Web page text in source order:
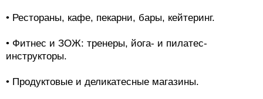
• Рестораны, кафе, пекарни, бары, кейтеринг.
• Фитнес и ЗОЖ: тренеры, йога- и пилатес-
инструкторы.
• Продуктовые и деликатесные магазины.